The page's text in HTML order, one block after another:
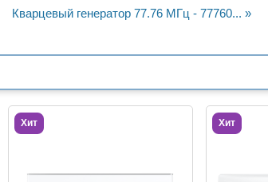
Кварцевый генератор 77.76 МГц - 77760... »
Хит Хит